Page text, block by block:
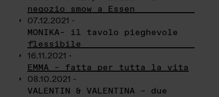
negozio smow a Essen
07.12.2021 -
MONIKA– il tavolo pieghevole
flessibile
16.11.2021 -
EMMA – fatta per tutta la vita
08.10.2021 -
VALENTIN & VALENTINA – due